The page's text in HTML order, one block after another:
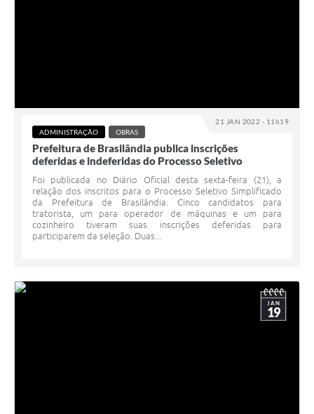
21 JAN 2022 - 11h19
ADMINISTRAÇÃO OBRAS
Prefeitura de Brasilândia publica inscrições
deferidas e indeferidas do Processo Seletivo
Foi publicada no Diário Oficial desta sexta-feira (21), a
relação dos inscritos para o Processo Seletivo Simplificado
da Prefeitura de Brasilândia. Cinco candidatos para
tratorista, um para operador de máquinas e um para
cozinheiro tiveram suas inscrições deferidas para
participarem da seleção. Duas...
JAN
19